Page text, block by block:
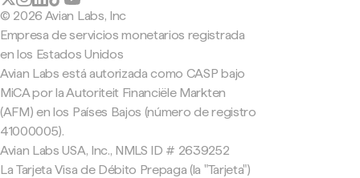
© 2026 Avian Labs, Inc
Empresa de servicios monetarios registrada
en los Estados Unidos
Avian Labs está autorizada como CASP bajo
MiCA por la Autoriteit Financiële Markten
(AFM) en los Países Bajos (número de registro
41000005).
Avian Labs USA, Inc., NMLS ID # 2639252
La Tarjeta Visa de Débito Prepaga (la "Tarjeta")